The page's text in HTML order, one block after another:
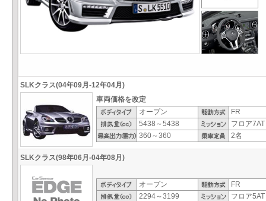
SLKクラス(04年09月-12年04月)
車両価格を改定
オープン
FR
5438～5438
フロア7AT
360～360
2名
SLKクラス(98年06月-04年08月)
オープン
FR
2294～3199
フロア5AT